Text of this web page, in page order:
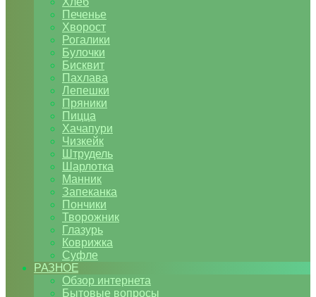
Печенье
Хворост
Рогалики
Булочки
Бисквит
Пахлава
Лепешки
Пряники
Пицца
Хачапури
Чизкейк
Штрудель
Шарлотка
Манник
Запеканка
Пончики
Творожник
Глазурь
Коврижка
Суфле
РАЗНОЕ
Обзор интернета
Бытовые вопросы